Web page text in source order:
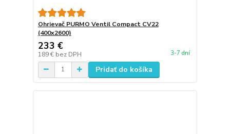
Ohrievač PURMO Ventil Compact CV22
(400x2600)
233 €
189 € bez DPH 3-7 dní
Pridať do košíka